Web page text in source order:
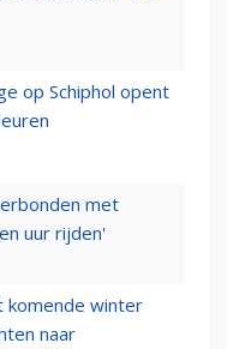
op Schiphol opent
met
uur rijden'
komende winter
naar